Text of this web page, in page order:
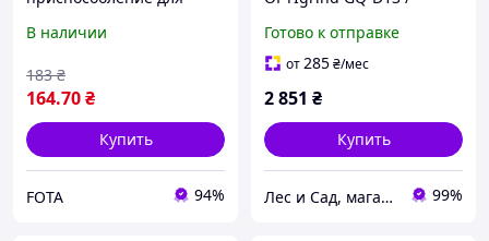
шлифовальный диск
m1505
В наличии
164.70₴
183 ₴
Купить
FOTA 94%
сверл настольный
мощный
Готово к отправке
от285₴/мес
2 851 ₴
Купить
Лес и Сад, магазин инструментов и садово-парковой техники 99%